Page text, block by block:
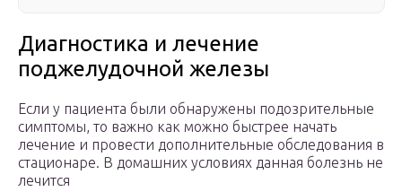
Диагностика и лечение
поджелудочной железы
Если у пациента были обнаружены подозрительные
симптомы, то важно как можно быстрее начать
лечение и провести дополнительные обследования в
стационаре. В домашних условиях данная болезнь не
лечится